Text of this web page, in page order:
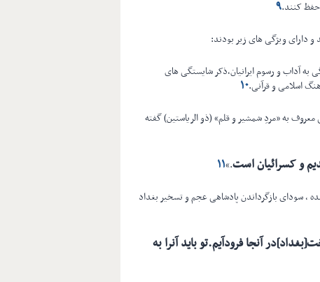
حفظ کنند.۹
دارای ویژگی های زیر بودند:
به آداب و رسوم ایرانیان،ذکر شایستگی های
اسلامی و قرآنی.۱۰
به «مردِ شمشیر و قلم» (ذو الریاستین) گفته
و کسرائیان است.
»۱۱
، سودای بازگرداندن پادشاهی عجم و تسخیر بغداد
آنجا فرودآیم.تو باید آنرا به